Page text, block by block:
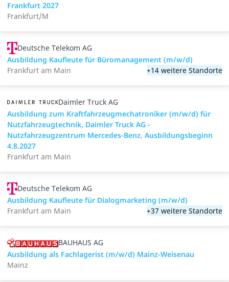
Frankfurt 2027
Frankfurt/M
Deutsche Telekom AG
Ausbildung Kaufleute für Büromanagement (m/w/d)
Frankfurt am Main
+14 weitere Standorte
Daimler Truck AG
Ausbildung zum Kraftfahrzeugmechatroniker (m/w/d) für
Nutzfahrzeugtechnik, Daimler Truck AG -
Nutzfahrzeugzentrum Mercedes-Benz, Ausbildungsbeginn
4.8.2027
Frankfurt am Main
Deutsche Telekom AG
Ausbildung Kaufleute für Dialogmarketing (m/w/d)
Frankfurt am Main
+37 weitere Standorte
BAUHAUS AG
Ausbildung als Fachlagerist (m/w/d) Mainz-Weisenau
Mainz